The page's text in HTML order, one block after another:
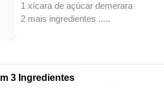
1 xícara de açúcar demerara
2 mais ingredientes .....
3 Ingredientes